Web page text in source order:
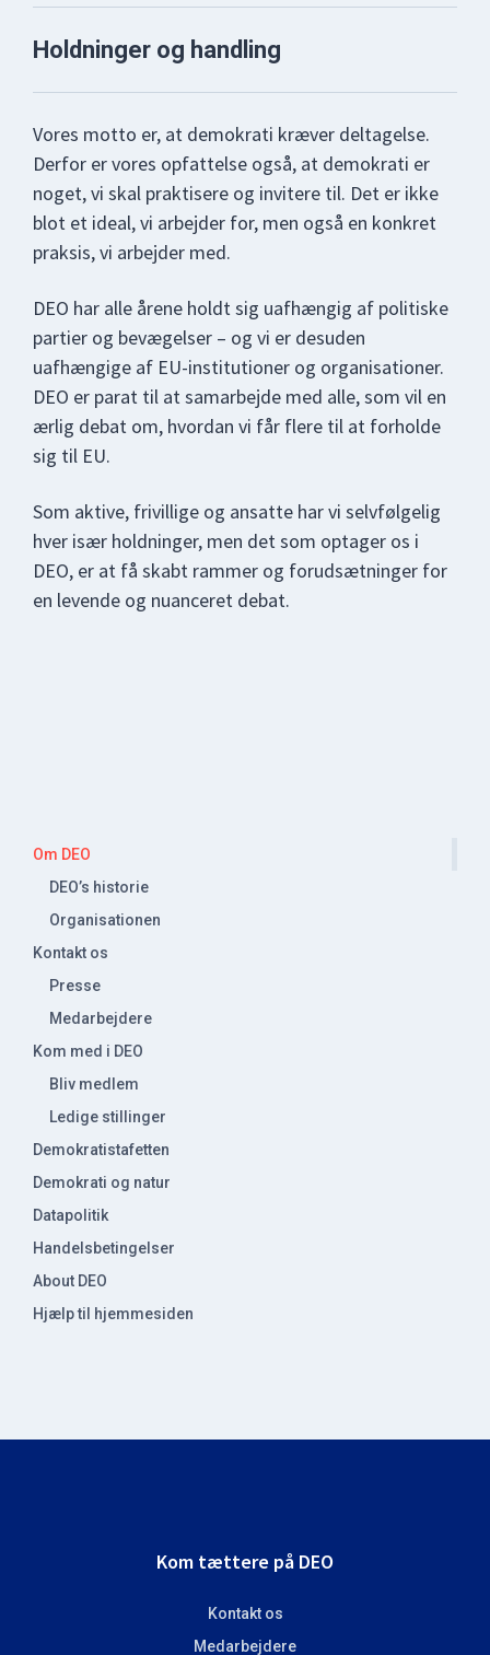
Holdninger og handling
Vores motto er, at demokrati kræver deltagelse.
Derfor er vores opfattelse også, at demokrati er
noget, vi skal praktisere og invitere til. Det er ikke
blot et ideal, vi arbejder for, men også en konkret
praksis, vi arbejder med.
DEO har alle årene holdt sig uafhængig af politiske
partier og bevægelser – og vi er desuden
uafhængige af EU-institutioner og organisationer.
DEO er parat til at samarbejde med alle, som vil en
ærlig debat om, hvordan vi får flere til at forholde
sig til EU.
Som aktive, frivillige og ansatte har vi selvfølgelig
hver især holdninger, men det som optager os i
DEO, er at få skabt rammer og forudsætninger for
en levende og nuanceret debat.
Primær
Sidebar
Om DEO
DEO’s historie
Organisationen
Kontakt os
Presse
Medarbejdere
Kom med i DEO
Bliv medlem
Ledige stillinger
Demokratistafetten
Demokrati og natur
Datapolitik
Handelsbetingelser
About DEO
Hjælp til hjemmesiden
Kom tættere på DEO
Kontakt os
Medarbejdere